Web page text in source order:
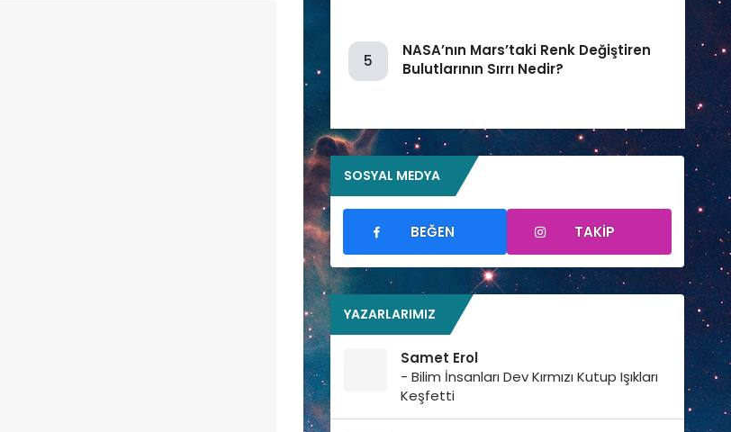
5
NASA’nın Mars’taki Renk Değiştiren
Bulutlarının Sırrı Nedir?
SOSYAL MEDYA
BEĞEN TAKIP
YAZARLARIMIZ
Samet Erol
- Bilim İnsanları Dev Kırmızı Kutup Işıkları
Keşfetti